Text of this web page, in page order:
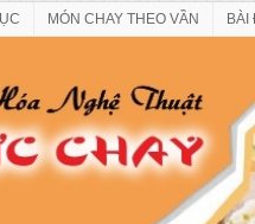
MÓN CHAY THEO VẦN BÀI